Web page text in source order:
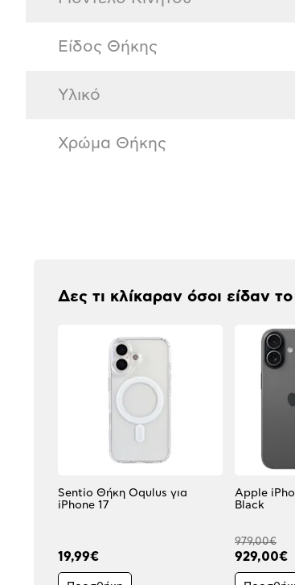
Είδος Θήκης
Υλικό
Χρώμα Θήκης
Δες τι κλίκαραν όσοι είδαν
Sentio Θήκη Oqulus για
iPhone 17
19,99€
Apple
Black
979,00€
929,00€